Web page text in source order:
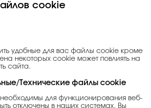
cookie
удобные для вас файлы cookie кроме
некоторых cookie может повлиять на
сайта.
Технические файлы cookie
для функционирования веб-
отключены в наших системах. Вы